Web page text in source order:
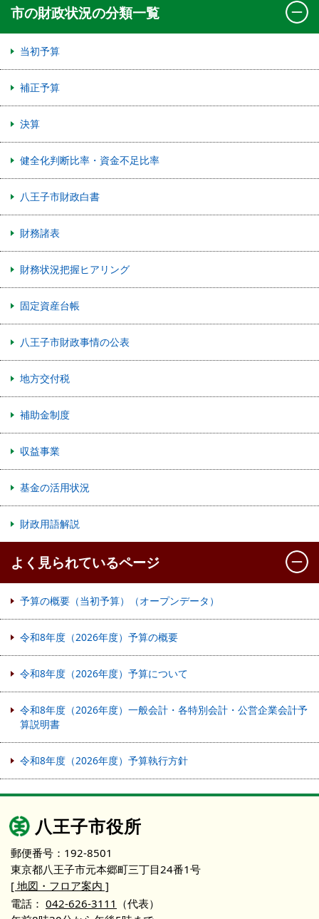
市の財政状況の分類一覧
当初予算
補正予算
決算
健全化判断比率・資金不足比率
八王子市財政白書
財務諸表
財務状況把握ヒアリング
固定資産台帳
八王子市財政事情の公表
地方交付税
補助金制度
収益事業
基金の活用状況
財政用語解説
よく見られているページ
予算の概要（当初予算）（オープンデータ）
令和8年度（2026年度）予算の概要
令和8年度（2026年度）予算について
令和8年度（2026年度）一般会計・各特別会計・公営企業会計予
算説明書
令和8年度（2026年度）予算執行方針
八王子市役所
郵便番号：192-8501
東京都八王子市元本郷町三丁目24番1号
[ 地図・フロア案内 ]
電話： 042-626-3111 （代表）